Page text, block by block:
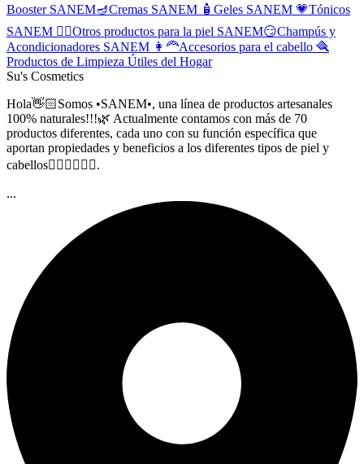
Booster SANEM🪔Cremas SANEM 🧴 Geles SANEM 💗Tónicos
SANEM 🧖‍♀️Otros productos para la piel SANEM😏Champús y
Acondicionadores SANEM 👩‍🦰Accesorios para el cabello 🪮
Productos de Limpieza Útiles del Hogar
Su's Cosmetics
Hola👋🏻Somos •SANEM•, una línea de productos artesanales
100% naturales!!!🌿 Actualmente contamos con más de 70
productos diferentes, cada uno con su función específica que
aportan propiedades y beneficios a los diferentes tipos de piel y
cabellos🧖🏻‍♀️🧖🏻‍♂️.
...